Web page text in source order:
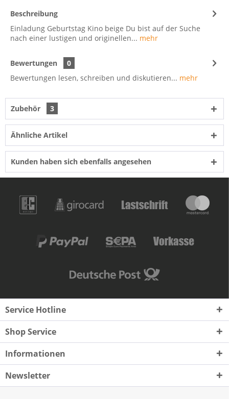
Beschreibung
Einladung Geburtstag Kino beige Du bist auf der Suche
nach einer lustigen und originellen... mehr
Bewertungen
0
Bewertungen lesen, schreiben und diskutieren... mehr
Zubehör 3
Ähnliche Artikel
Kunden haben sich ebenfalls angesehen
Service Hotline
Shop Service
Informationen
Newsletter